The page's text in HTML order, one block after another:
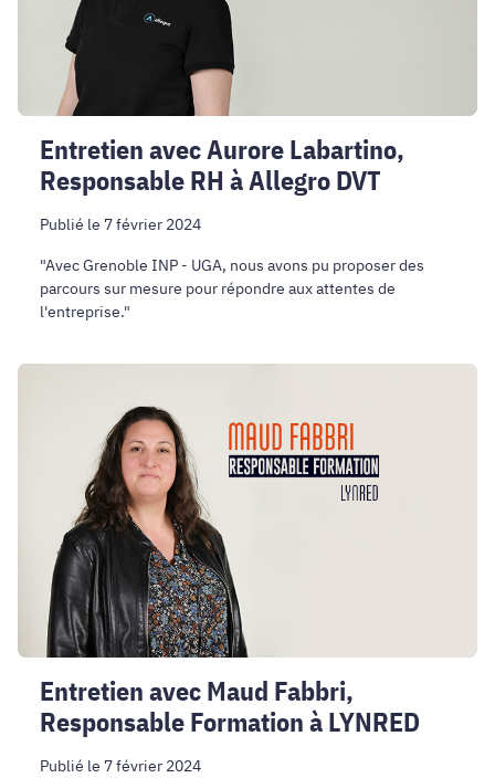
Allegro
Entretien avec Aurore Labartino,
Responsable RH à Allegro DVT
Publié le 7 février 2024
"Avec Grenoble INP - UGA, nous avons pu proposer des
parcours sur mesure pour répondre aux attentes de
l'entreprise."
Entretien
Responsable
Formation
LYNRED
Entretien avec Maud Fabbri,
Responsable Formation à LYNRED
Publié le 7 février 2024